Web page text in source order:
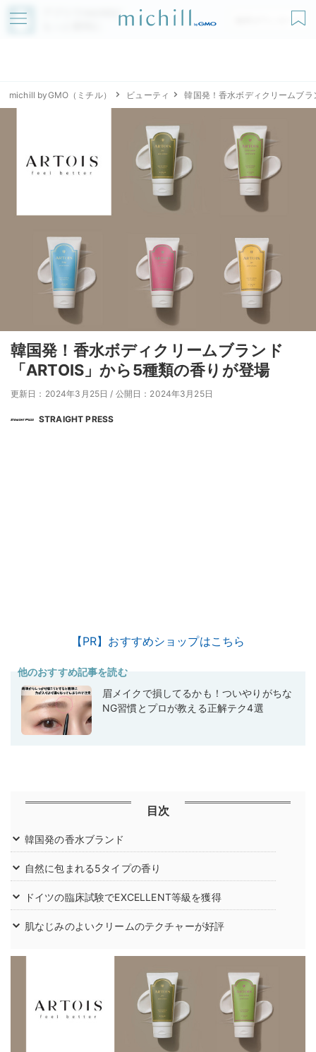
アプリでmichillが
無料ダウンロード
michill byGMO（ミチル） ビューティ 韓国発！香水ボディクリームブ
韓国発！香水ボディクリームブランド
「ARTOIS」から5種類の香りが登場
更新日：2024年3月25日 / 公開日：2024年3月25日
STRAIGHT PRESS
【PR】おすすめショップはこちら
他のおすすめ記事を読む
眉メイクで損してるかも！ついやりがちな
NG習慣とプロが教える正解テク4選
目次
韓国発の香水ブランド
自然に包まれる5タイプの香り
ドイツの臨床試験でEXCELLENT等級を獲得
肌なじみのよいクリームのテクチャーが好評